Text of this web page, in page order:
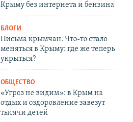
Крыму без интернета и бензина
БЛОГИ
Письма крымчан. Что-то стало
меняться в Крыму: где же теперь
укрыться?
ОБЩЕСТВО
«Угроз не видим»: в Крым на
отдых и оздоровление завезут
тысячи детей